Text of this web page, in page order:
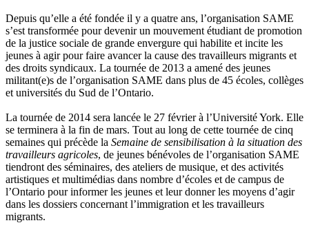
Depuis qu’elle a été fondée il y a quatre ans, l’organisation SAME
s’est transformée pourdevenirun mouvement étudiant de promotion
de la justice sociale de grande envergure qui habilite et incite les
jeunes à agirpour faire avancerla cause des travailleurs migrants et
des droits syndicaux. La tournée de 2013 a amené des jeunes
militant(e)s de l’organisation SAME dans plus de 45 écoles, collèges
et universités du Sud de l’Ontario.
La tournée de 2014 sera lancée le 27 février à l’UniversitéYork. Elle
se terminera à la fin de mars. Tout au long de cette tournée de cinq
semaines qui précède la Semaine de sensibilisation à la situation des
travailleurs agricoles, de jeunes bénévoles de l’organisation SAME
tiendront des séminaires, des ateliers de musique, et des activités
artistiques et multimédias dans nombre d’écoles et de campus de
l’Ontario pour informer les jeunes et leur donnerles moyens d’agir
dans les dossiers concernant l’immigration et les travailleurs
migrants.